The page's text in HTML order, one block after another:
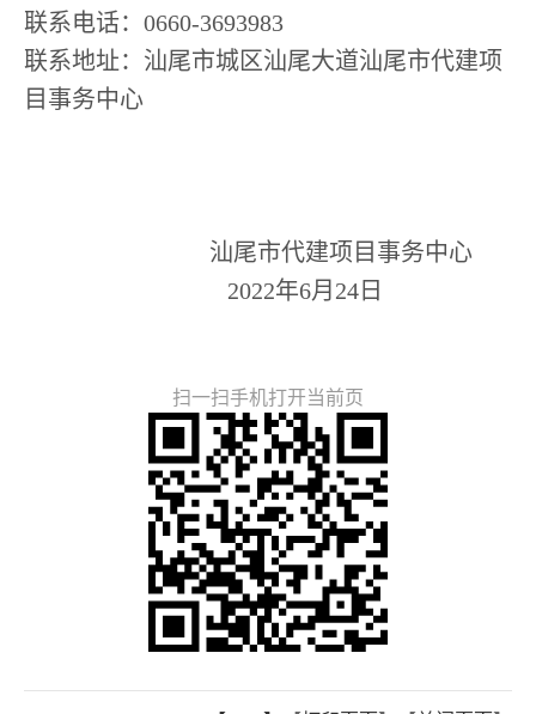
联系电话：0660-3693983
联系地址：汕尾市城区汕尾大道汕尾市代建项
目事务中心
汕尾市代建项目事务中心
2022年6月24日
扫一扫手机打开当前页